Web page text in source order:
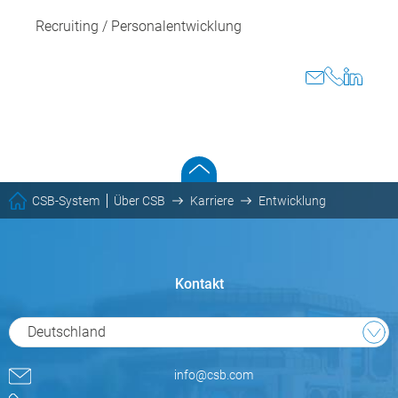
Recruiting / Personalentwicklung
CSB-System Über CSB Karriere Entwicklung
Kontakt
Deutschland
info@csb.com